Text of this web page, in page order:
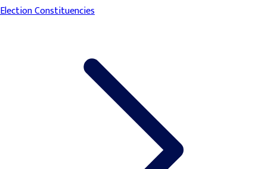
Election Constituencies